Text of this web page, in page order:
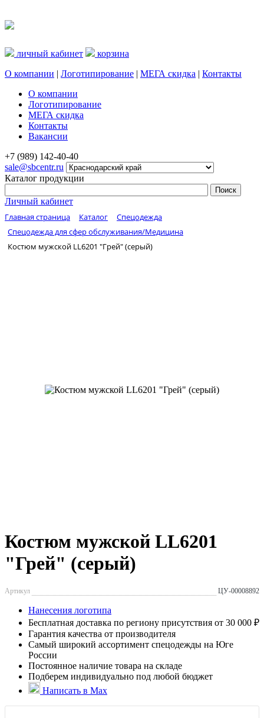
личный кабинет
корзина
О компании | Логотипирование | МЕГА скидка | Контакты
О компании
Логотипирование
МЕГА скидка
Контакты
Вакансии
+7 (989) 142-40-40
sale@sbcentr.ru
Каталог продукции
Личный кабинет
Главная страница Каталог
Спецодежда
Спецодежда для сфер обслуживания/Медицина
Костюм мужской LL6201 "Грей" (серый)
Костюм мужской LL6201
"Грей" (серый)
Артикул ЦУ-00008892
Нанесения логотипа
Бесплатная доставка по региону присутствия от 30 000 ₽
Гарантия качества от производителя
Самый широкий ассортимент спецодежды на Юге
России
Постоянное наличие товара на складе
Подберем индивидуально под любой бюджет
Написать в Max